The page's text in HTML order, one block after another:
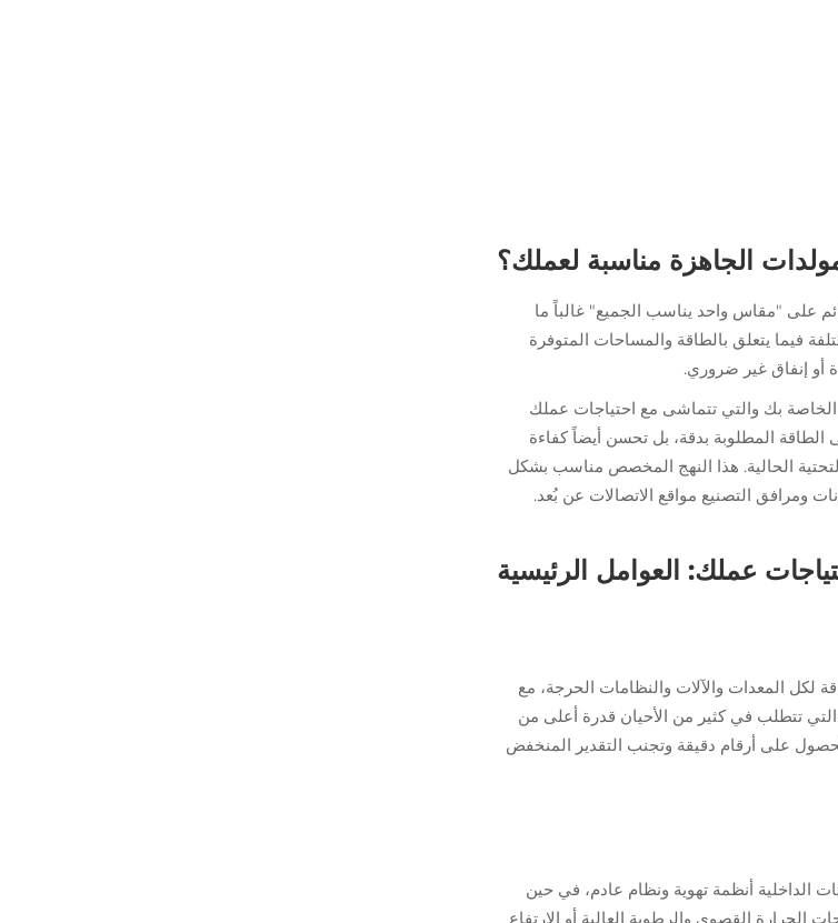
الجاهزة مناسبة لعملك؟
على "مقاس واحد يناسب الجميع" غالباً ما
فيما يتعلق بالطاقة والمساحات المتوفرة
أو إنفاق غير ضروري.
الخاصة بك والتي تتماشى مع احتياجات عملك
المطلوبة بدقة، بل تحسن أيضاً كفاءة
الحالية. هذا النهج المخصص مناسب بشكل
ومرافق التصنيع مواقع الاتصالات عن بُعد.
عملك: العوامل الرئيسية
لكل المعدات والآلات والنظامات الحرجة، مع
التي تتطلب في كثير من الأحيان قدرة أعلى من
على أرقام دقيقة وتجنب التقدير المنخفض
الداخلية أنظمة تهوية ونظام عادم، في حين
الحرارة القصوى والرطوبة العالية أو الارتفاع